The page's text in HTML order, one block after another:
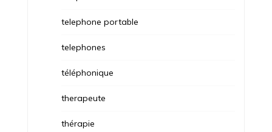
telephone portable
telephones
téléphonique
therapeute
thérapie